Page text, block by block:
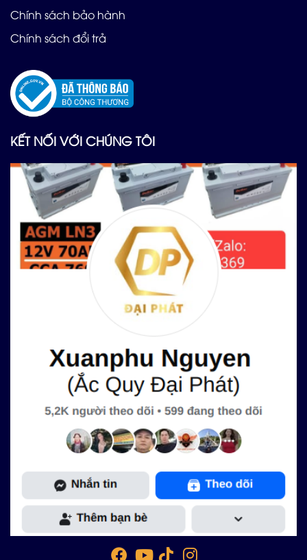
Chính sách bảo hành
Chính sách đổi trả
KẾT NỐI VỚI CHÚNG TÔI